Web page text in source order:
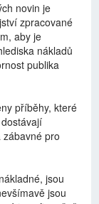
novin je
zpracované
aby je
nákladů
publika
příběhy, které
pro
jsou
jsou